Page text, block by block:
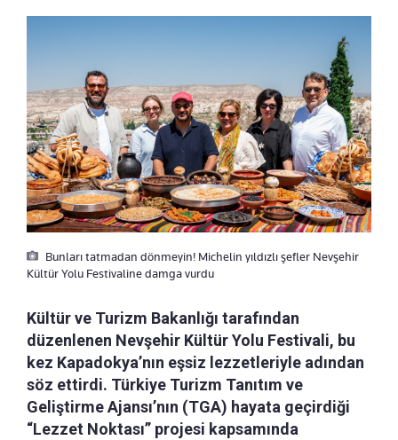
Bunları tatmadan dönmeyin! Michelin yıldızlı şefler Nevşehir
Kültür Yolu Festivaline damga vurdu
Kültür ve Turizm Bakanlığı tarafından
düzenlenen Nevşehir Kültür Yolu Festivali, bu
kez Kapadokya’nın eşsiz lezzetleriyle adından
söz ettirdi. Türkiye Turizm Tanıtım ve
Geliştirme Ajansı’nın (TGA) hayata geçirdiği
“Lezzet Noktası” projesi kapsamında